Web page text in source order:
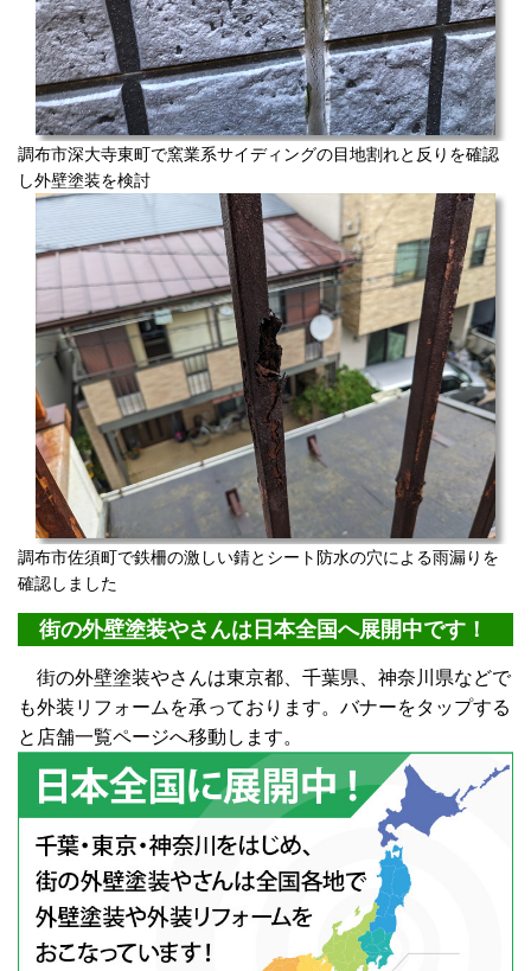
調布市深大寺東町で窯業系サイディングの目地割れと反りを確認
し外壁塗装を検討
調布市佐須町で鉄柵の激しい錆とシート防水の穴による雨漏りを
確認しました
街の外壁塗装やさんは日本全国へ展開中です！
街の外壁塗装やさんは東京都、千葉県、神奈川県などで
も外装リフォームを承っております。バナーをタップする
と店舗一覧ページへ移動します。